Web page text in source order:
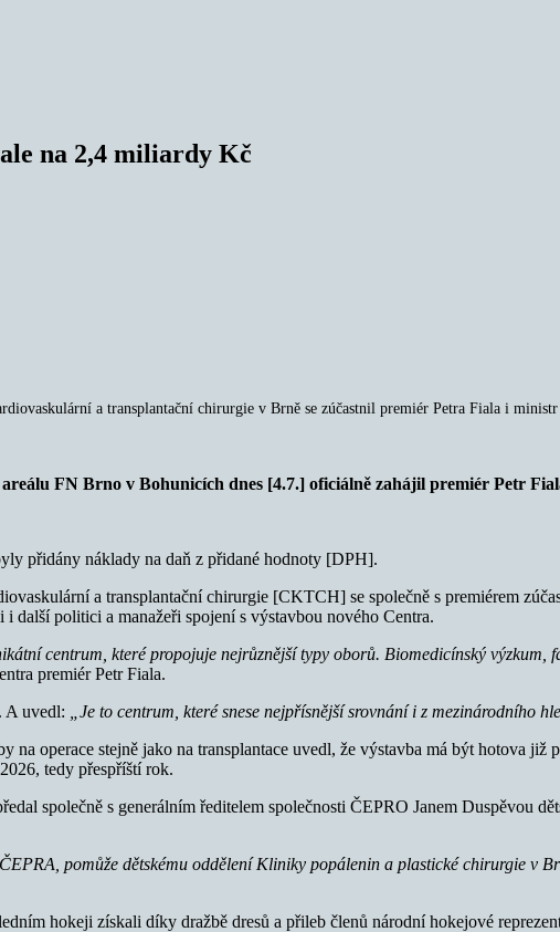
na 2,4 miliardy Kč
a transplantační chirurgie v Brně se zúčastnil premiér Petra Fiala i
FN Brno v Bohunicích dnes [4.7.] oficiálně zahájil premiér Petr
přidány náklady na daň z přidané hodnoty [DPH].
a transplantační chirurgie [CKTCH] se společně s premiérem
další politici a manažeři spojení s výstavbou nového Centra.
centrum, které propojuje nejrůznější typy oborů. Biomedicínský
premiér Petr Fiala.
A uvedl:
„Je to centrum, které snese nejpřísnější srovnání i z mezinárodního
na operace stejně jako na transplantace uvedl, že výstavba má být hotova
tedy přespříští rok.
společně s generálním ředitelem společnosti ČEPRO Janem Duspěvou
pomůže dětskému oddělení Kliniky popálenin a plastické chirurgie v
hokeji získali díky dražbě dresů a přileb členů národní hokejové